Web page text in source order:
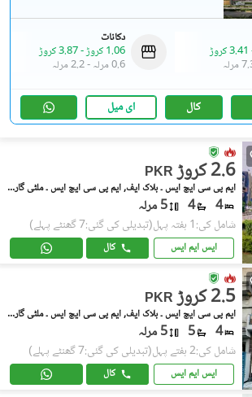
3.41 کروڑ
دکانات
1.06 کروڑ
-3.87 کروڑ
0.6 مرلہ
-2.2 مرلہ
کال ای میل
PKR 2.6 کروڑ
ایم پی سی ایچ ایس ۔ بلاک ایف, ایم پی سی ایچ ایس ۔ ملٹی گارڈنز
4
4 5 مرلہ
شامل کی:1 ہفتہ پہل (تبدیلی کی گئی:7 گھنٹے پہلے)
ایس ایم ایس کال
PKR 2.5 کروڑ
ایم پی سی ایچ ایس ۔ بلاک ایف, ایم پی سی ایچ ایس ۔ ملٹی گارڈنز
4
5 5 مرلہ
شامل کی:2 ہفتے پہل (تبدیلی کی گئی:7 گھنٹے پہلے)
ایس ایم ایس کال